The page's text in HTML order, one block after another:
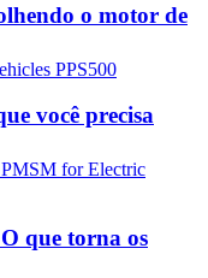
o motor de
você precisa
que torna os